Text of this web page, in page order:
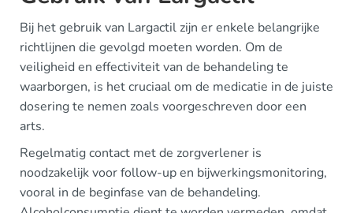
Bij het gebruik van Largactil zijn er enkele belangrijke
richtlijnen die gevolgd moeten worden. Om de
veiligheid en effectiviteit van de behandeling te
waarborgen, is het cruciaal om de medicatie in de juiste
dosering te nemen zoals voorgeschreven door een
arts.
Regelmatig contact met de zorgverlener is
noodzakelijk voor follow-up en bijwerkingsmonitoring,
vooral in de beginfase van de behandeling.